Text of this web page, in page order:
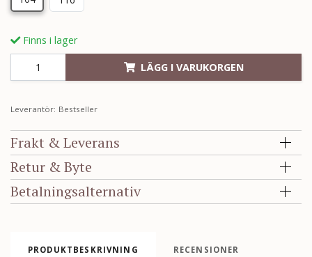
Finns i lager
LÄGG I VARUKORGEN
Leverantör: Bestseller
Frakt & Leverans
Retur & Byte
Betalningsalternativ
PRODUKTBESKRIVNING RECENSIONER